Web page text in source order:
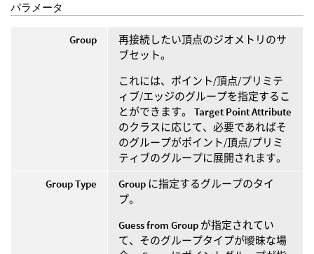
パラメータ
Group
再接続したい頂点のジオメトリのサ
ブセット。
これには、ポイント/頂点/プリミテ
ィブ/エッジのグループを指定するこ
とができます。 Target Point Attribute
のクラスに応じて、必要であればそ
のグループがポイント/頂点/プリミ
ティブのグループに展開されます。
Group Type
Group に指定するグループのタイ
プ。
Guess from Group が指定されてい
て、そのグループタイプが曖昧な場